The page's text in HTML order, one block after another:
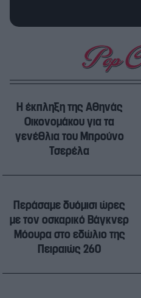
H έκπληξη της Αθηνάς
Οικονομάκου για τα
γενέθλια του Μπρούνο
Τσερέλα
Περάσαμε δυόμισι ώρες
με τον οσκαρικό Βάγκνερ
Μόουρα στο εδώλιο της
Πειραιώς 260